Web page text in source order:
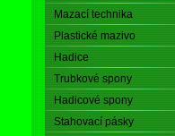
Mazací technika
Plastické mazivo
Hadice
Trubkové spony
Hadicové spony
Stahovací pásky